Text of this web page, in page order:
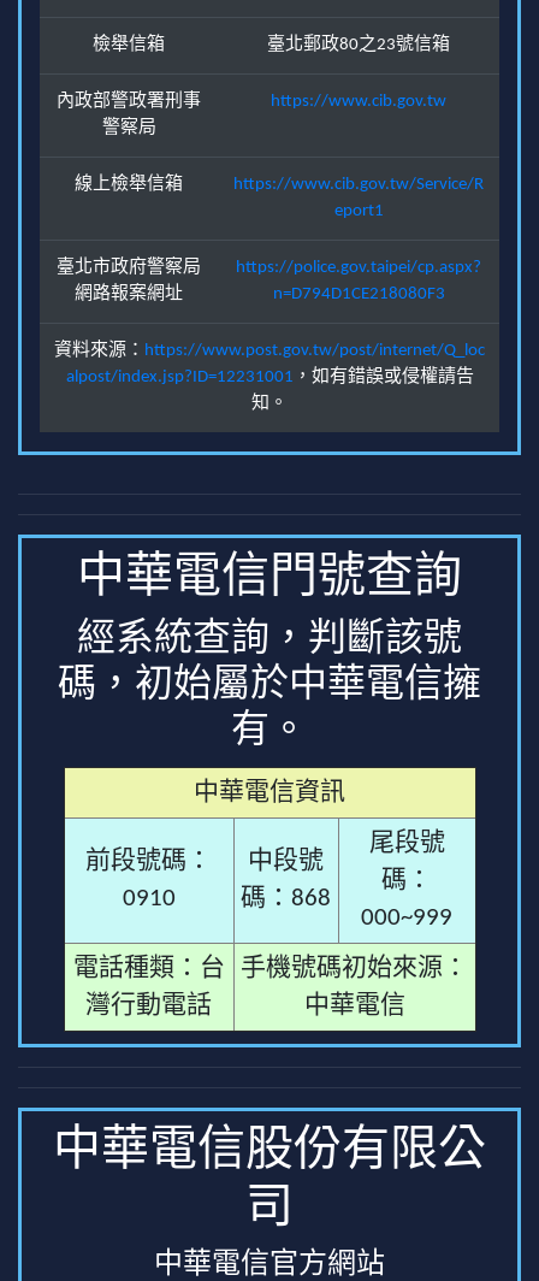
檢舉信箱 臺北郵政80之23號信箱
內政部警政署刑事
警察局
https://www.cib.gov.tw
線上檢舉信箱
https://www.cib.gov.tw/Service/R
eport1
臺北市政府警察局
網路報案網址
https://police.gov.taipei/cp.aspx?
n=D794D1CE218080F3
資料來源： https://www.post.gov.tw/post/internet/Q_loc
alpost/index.jsp?ID=12231001 ，如有錯誤或侵權請告
知。
中華電信門號查詢
經系統查詢，判斷該號
碼，初始屬於中華電信擁
有。
中華電信資訊
前段號碼：
0910
中段號
碼：868
尾段號
碼：
000~999
電話種類：台
灣行動電話
手機號碼初始來源：
中華電信
中華電信股份有限公
司
中華電信官方網站